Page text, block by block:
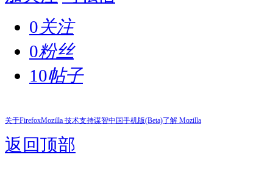
0关注
0粉丝
10帖子
关于FirefoxMozilla 技术支持谋智中国手机版(Beta)了解 Mozilla
返回顶部